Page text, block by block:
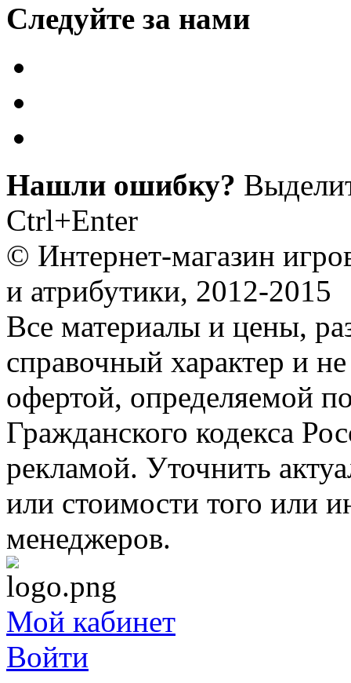
Следуйте за нами
Нашли ошибку?
Ctrl+Enter
© Интернет-магазин
и атрибутики, 2012-2015
Все материалы и цены,
справочный характер и
офертой, определяемой
Гражданского кодекса
рекламой. Уточнить
или стоимости того или
менеджеров.
Мой кабинет
Войти